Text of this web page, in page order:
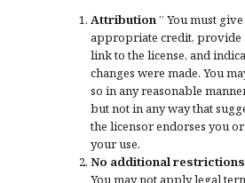
Attribution” You must give
appropriate credit, provide
link to the license, and
changes were made. You
so in any reasonable
but not in any way that
the licensor endorses you or
your use.
No additional restrictions